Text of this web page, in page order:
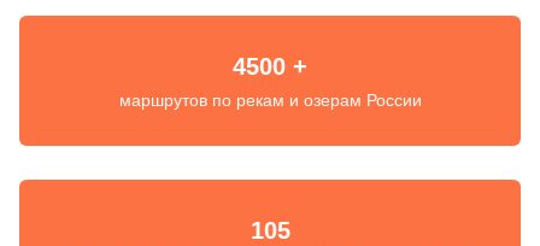
4500 +
маршрутов по рекам и озерам России
105